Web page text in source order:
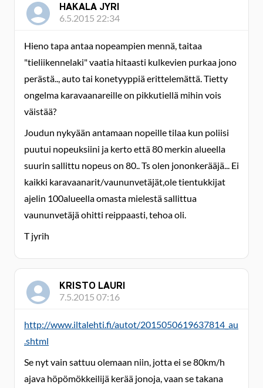
HAKALA JYRI
6.5.2015 22:34
Hieno tapa antaa nopeampien mennä, taitaa
"tieliikennelaki" vaatia hitaasti kulkevien purkaa jono
perästä.., auto tai konetyyppiä erittelemättä. Tietty
ongelma karavaanareille on pikkutiellä mihin vois
väistää?
Joudun nykyään antamaan nopeille tilaa kun poliisi
puutui nopeuksiini ja kerto että 80 merkin alueella
suurin sallittu nopeus on 80.. Ts olen jononkerääjä... Ei
kaikki karavaanarit/vaununvetäjät,ole tientukkijat
ajelin 100alueella omasta mielestä sallittua
vaununvetäjä ohitti reippaasti, tehoa oli.
T jyrih
KRISTO LAURI
7.5.2015 07:16
http://www.iltalehti.fi/autot/2015050619637814_au
.shtml
Se nyt vain sattuu olemaan niin, jotta ei se 80km/h
ajava höpömökkeilijä kerää jonoja, vaan se takana